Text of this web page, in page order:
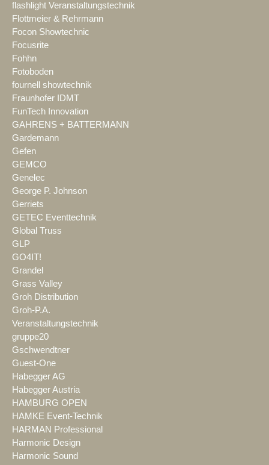
flashlight Veranstaltungstechnik
Flottmeier & Rehrmann
Focon Showtechnic
Focusrite
Fohhn
Fotoboden
fournell showtechnik
Fraunhofer IDMT
FunTech Innovation
GAHRENS + BATTERMANN
Gardemann
Gefen
GEMCO
Genelec
George P. Johnson
Gerriets
GETEC Eventtechnik
Global Truss
GLP
GO4IT!
Grandel
Grass Valley
Groh Distribution
Groh-P.A.
Veranstaltungstechnik
gruppe20
Gschwendtner
Guest-One
Habegger AG
Habegger Austria
HAMBURG OPEN
HAMKE Event-Technik
HARMAN Professional
Harmonic Design
Harmonic Sound